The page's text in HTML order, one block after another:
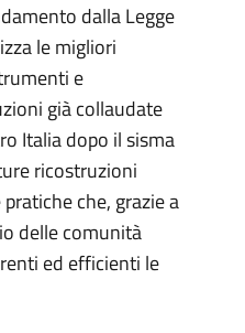
dalla Legge
le migliori
e
già collaudate
Italia dopo il sisma
ricostruzioni
che, grazie a
delle comunità
ed efficienti le